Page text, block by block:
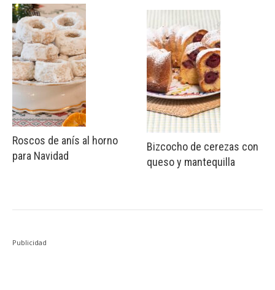
Roscos de anís al horno
para Navidad
Bizcocho de cerezas con
queso y mantequilla
Publicidad